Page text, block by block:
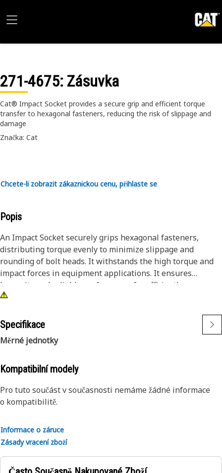
271-4675: Zásuvka
Cat® Impact Socket provides a secure grip and efficient torque
transfer to hexagonal fasteners, reducing the risk of slippage and
damage
Značka: Cat
Chcete-li zobrazit zákaznickou cenu, přihlaste se
Popis
An Impact Socket securely grips hexagonal fasteners,
distributing torque evenly to minimize slippage and
rounding of bolt heads. It withstands the high torque and
impact forces in equipment applications. It ensures
longevity and reliable performance for efficiently
tightening and loosening bolts and nuts in the equipment,
Attributes:
• 3/8" drive for compatibility with different impact tools.
conditions.
slippage and damage to fasteners.
• Provided with 6-point deep length for secure grip on
• Black oxide finish offers increased resistance to rust and
corrosion.
Specifikace
Měrné jednotky
Kompatibilní modely
Pro tuto součást v současnosti nemáme žádné informace
o kompatibilitě.
Informace o záruce
Zásady vracení zboží